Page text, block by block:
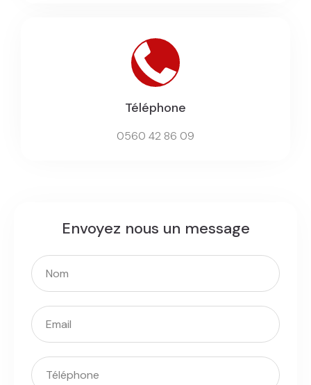
Téléphone
0560 42 86 09
Envoyez nous un message